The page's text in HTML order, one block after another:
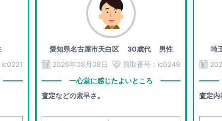
ic0221
愛知県名古屋市天白区30歳代 男性
2026年08月08日
買取番号： ic0249
一心堂に感じたよいところ
査定などの素早さ。
埼
査定内